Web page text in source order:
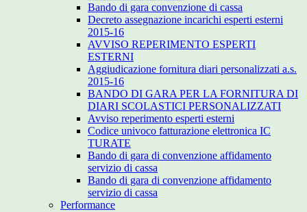
Bando di gara convenzione di cassa
Decreto assegnazione incarichi esperti esterni
2015-16
AVVISO REPERIMENTO ESPERTI
ESTERNI
Aggiudicazione fornitura diari personalizzati a.s.
2015-16
BANDO DI GARA PER LA FORNITURA DI
DIARI SCOLASTICI PERSONALIZZATI
Avviso reperimento esperti esterni
Codice univoco fatturazione elettronica IC
TURATE
Bando di gara di convenzione affidamento
servizio di cassa
Bando di gara di convenzione affidamento
servizio di cassa
Performance